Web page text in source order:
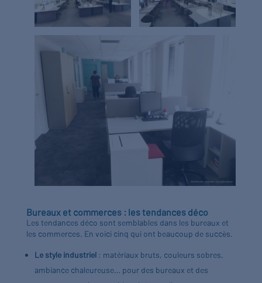
Bureaux et commerces : les tendances déco
Les tendances déco sont semblables dans les bureaux et
les commerces. En voici cinq qui ont beaucoup de succès.
Le style industriel: matériaux bruts, couleurs sobres,
ambiance chaleureuse… pour des bureaux et des